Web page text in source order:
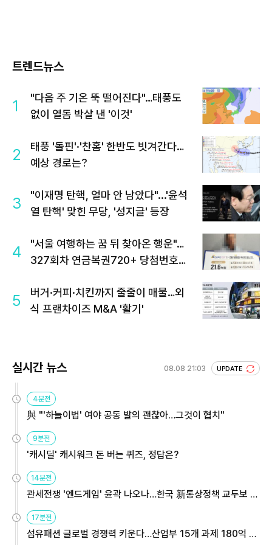
트렌드뉴스
1
"다음 주 기온 뚝 떨어진다"…태풍도
없이 열돔 박살 낸 '이것'
2
태풍 '돌핀'·'찬홈' 한반도 빗겨간다…
예상 경로는?
3
"이재명 탄핵, 얼마 안 남았다"...'윤석
열 탄핵' 맞힌 무당, '성지글' 등장
4
"서울 여행하는 꿈 뒤 찾아온 행운"…
327회차 연금복권720+ 당첨번호조
5
버거·커피·치킨까지 줄줄이 매물…외
식 프랜차이즈 M&A '활기'
실시간 뉴스 08.08 21:03 UPDATE
4분전
與 "'하늘이법' 여야 공동 발의 괜찮아…그것이 협치"
9분전
'캐시딜' 캐시워크 돈 버는 퀴즈, 정답은?
14분전
관세전쟁 '엔드게임' 윤곽 나오나…한국 新통상정책 교두보 활
용해야
17분전
섬유패션 글로벌 경쟁력 키운다…산업부 15개 과제 180억 지